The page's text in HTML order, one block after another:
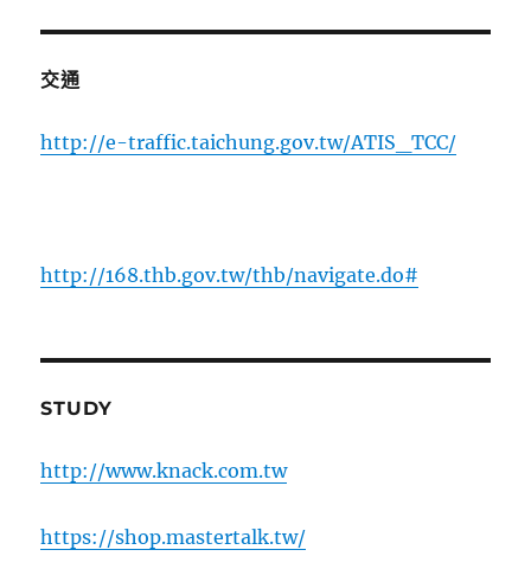
交通
http://e-traffic.taichung.gov.tw/ATIS_TCC/
http://168.thb.gov.tw/thb/navigate.do#
STUDY
http://www.knack.com.tw
https://shop.mastertalk.tw/